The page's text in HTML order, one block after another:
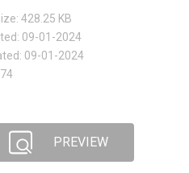
428.25 KB
09-01-2024
09-01-2024
PREVIEW